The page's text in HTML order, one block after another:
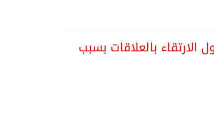
الثالث عشر الهجري
الارتقاء بالعلاقات بسبب